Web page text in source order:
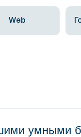
Web
умными